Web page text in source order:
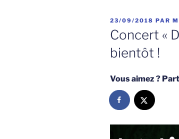
PUBLIÉ
LE
23/09/2018 PAR
Concert «
bientôt !
Vous aimez ?